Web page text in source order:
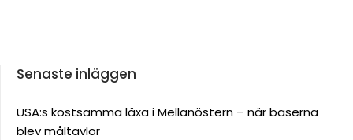
Senaste inläggen
USA:s kostsamma läxa i Mellanöstern – när baserna
blev måltavlor